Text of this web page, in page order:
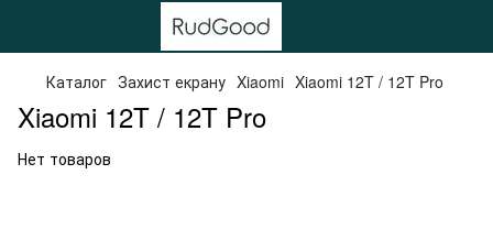
Каталог Захист екрану Xiaomi Xiaomi 12T / 12T Pro
Xiaomi 12T / 12T Pro
Нет товаров